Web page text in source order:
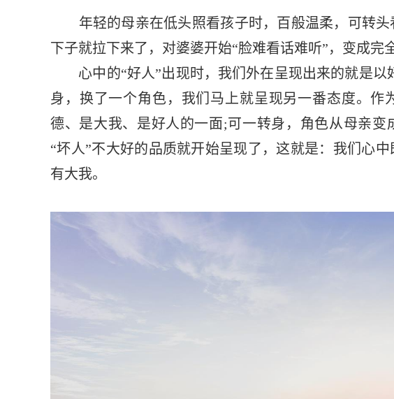
年轻的母亲在低头照看孩子时，百般温柔，可转头
下子就拉下来了，对婆婆开始“脸难看话难听”，变成完
心中的“好人”出现时，我们外在呈现出来的就是以
身，换了一个角色，我们马上就呈现另一番态度。作
德、是大我、是好人的一面;可一转身，角色从母亲变
“坏人”不大好的品质就开始呈现了，这就是：我们心
有大我。